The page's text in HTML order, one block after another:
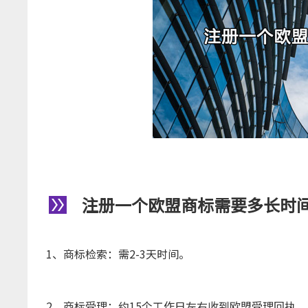
注册一个欧盟商标需要多长时
1、商标检索：需2-3天时间。